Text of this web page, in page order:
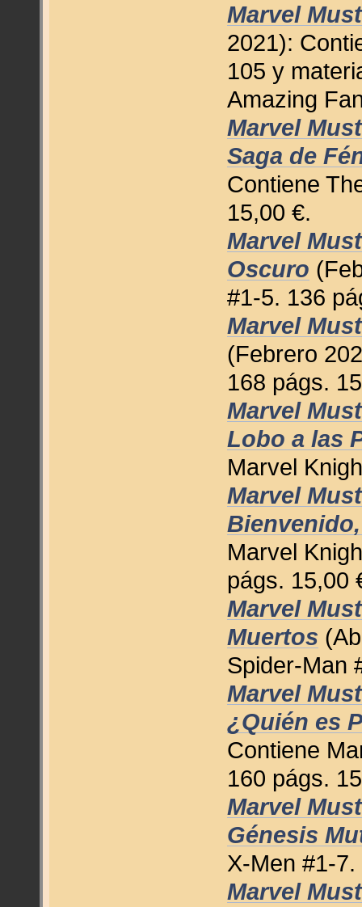
Marvel
2021):
105 y
Amazing
Marvel
Saga de
Contiene
15,00 €.
Marvel
Oscuro
#1-5. 136
Marvel
(Febrero
168 págs.
Marvel
Lobo a las
Marvel
Marvel
Marvel
págs. 15,00
Marvel
Muertos
Spider-Man
Marvel
¿Quién es
Contiene
160 págs.
Marvel
Génesis
X-Men #1-
Marvel